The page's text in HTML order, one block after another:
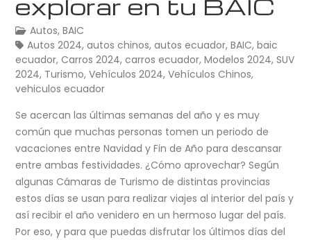
Autos,BAIC
Autos 2024,autos chinos,autos ecuador,BAIC,baic
ecuador,Carros 2024,carros ecuador,Modelos 2024,SUV
2024, Turismo,Vehículos 2024,Vehículos Chinos,
vehiculos ecuador
Se acercan las últimas semanas del año y es muy
común que muchas personas tomen un periodo de
vacaciones entre Navidad y Fin de Año para descansar
entre ambas festividades. ¿Cómo aprovechar? Según
algunas Cámaras de Turismo de distintas provincias
estos días se usan para realizar viajes al interior del país y
así recibir el año venidero en un hermoso lugar del país.
Por eso, y para que puedas disfrutar los últimos días del